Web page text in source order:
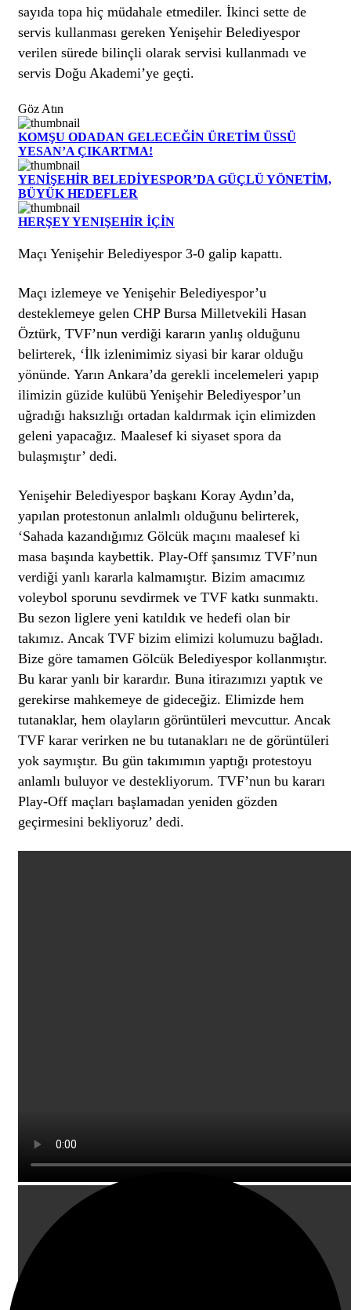
sayıda topa hiç müdahale etmediler. İkinci sette de
servis kullanması gereken Yenişehir Belediyespor
verilen sürede bilinçli olarak servisi kullanmadı ve
servis Doğu Akademi’ye geçti.
Göz Atın
KOMŞU ODADAN GELECEĞİN ÜRETİM ÜSSÜ
YESAN’A ÇIKARTMA!
YENİŞEHİR BELEDİYESPOR’DA GÜÇLÜ YÖNETİM,
BÜYÜK HEDEFLER
HERŞEY YENIŞEHİR İÇİN
Maçı Yenişehir Belediyespor 3-0 galip kapattı.
Maçı izlemeye ve Yenişehir Belediyespor’u
desteklemeye gelen CHP Bursa Milletvekili Hasan
Öztürk, TVF’nun verdiği kararın yanlış olduğunu
belirterek, ‘İlk izlenimimiz siyasi bir karar olduğu
yönünde. Yarın Ankara’da gerekli incelemeleri yapıp
ilimizin güzide kulübü Yenişehir Belediyespor’un
uğradığı haksızlığı ortadan kaldırmak için elimizden
geleni yapacağız. Maalesef ki siyaset spora da
bulaşmıştır’ dedi.
Yenişehir Belediyespor başkanı Koray Aydın’da,
yapılan protestonun anlalmlı olduğunu belirterek,
‘Sahada kazandığımız Gölcük maçını maalesef ki
masa başında kaybettik. Play-Off şansımız TVF’nun
verdiği yanlı kararla kalmamıştır. Bizim amacımız
voleybol sporunu sevdirmek ve TVF katkı sunmaktı.
Bu sezon liglere yeni katıldık ve hedefi olan bir
takımız. Ancak TVF bizim elimizi kolumuzu bağladı.
Bize göre tamamen Gölcük Belediyespor kollanmıştır.
Bu karar yanlı bir karardır. Buna itirazımızı yaptık ve
gerekirse mahkemeye de gideceğiz. Elimizde hem
tutanaklar, hem olayların görüntüleri mevcuttur. Ancak
TVF karar verirken ne bu tutanakları ne de görüntüleri
yok saymıştır. Bu gün takımımın yaptığı protestoyu
anlamlı buluyor ve destekliyorum. TVF’nun bu kararı
Play-Off maçları başlamadan yeniden gözden
geçirmesini bekliyoruz’ dedi.